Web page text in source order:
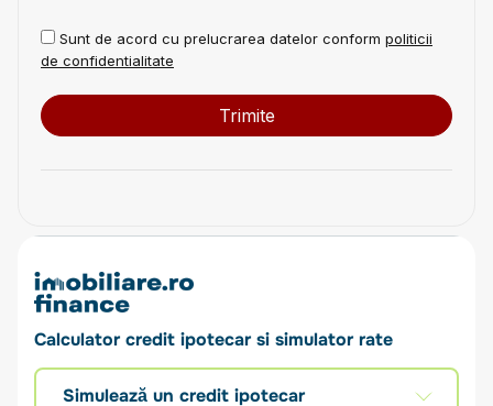
Sunt de acord cu prelucrarea datelor conform politicii
de confidentialitate